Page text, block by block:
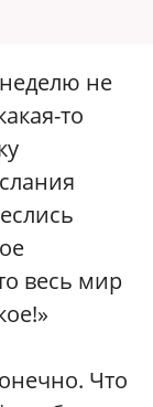
не
то
весь мир
Что